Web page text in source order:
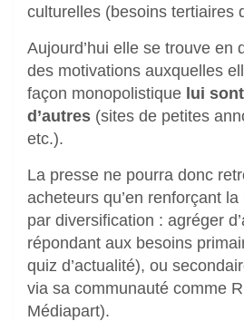
culturelles (besoins tertiaires
Aujourd’hui elle se trouve en
des motivations auxquelles
façon monopolistique lui
d’autres (sites de petites
etc.).
La presse ne pourra donc
acheteurs qu’en renforçant
par diversification : agréger
répondant aux besoins
quiz d’actualité), ou
via sa communauté comme
Médiapart).